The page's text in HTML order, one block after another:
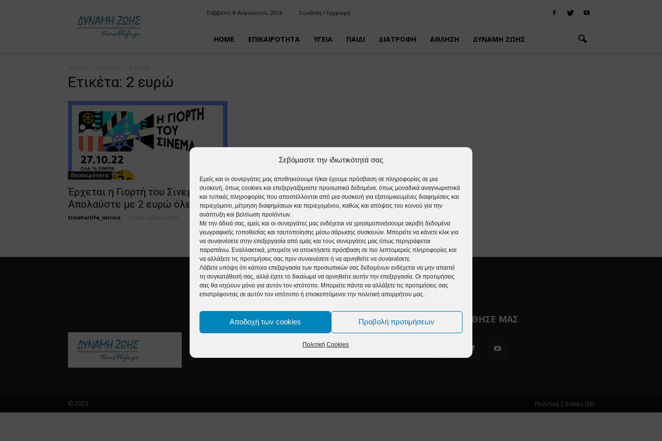
Σεβόμαστε την ιδιωτικότητά σας
Εμείς και οι συνεργάτες μας αποθηκεύουμε ή/και έχουμε πρόσβαση σε πληροφορίες σε μια
συσκευή, όπως cookies και επεξεργαζόμαστε προσωπικά δεδομένα, όπως μοναδικά αναγνωριστικά
και τυπικές πληροφορίες που αποστέλλονται από μια συσκευή για εξατομικευμένες διαφημίσεις και
περιεχόμενο, μέτρηση διαφημίσεων και περιεχομένου, καθώς και απόψεις του κοινού για την
ανάπτυξη και βελτίωση προϊόντων.
Με την άδειά σας, εμείς και οι συνεργάτες μας ενδέχεται να χρησιμοποιήσουμε ακριβή δεδομένα
γεωγραφικής τοποθεσίας και ταυτοποίησης μέσω σάρωσης συσκευών. Μπορείτε να κάνετε κλικ για
να συναινέσετε στην επεξεργασία από εμάς και τους συνεργάτες μας όπως περιγράφεται
παραπάνω. Εναλλακτικά, μπορείτε να αποκτήσετε πρόσβαση σε πιο λεπτομερείς πληροφορίες και
να αλλάξετε τις προτιμήσεις σας πριν συναινέσετε ή να αρνηθείτε να συναινέσετε.
Λάβετε υπόψη ότι κάποια επεξεργασία των προσωπικών σας δεδομένων ενδέχεται να μην απαιτεί
τη συγκατάθεσή σας, αλλά έχετε το δικαίωμα να αρνηθείτε αυτήν την επεξεργασία. Οι προτιμήσεις
σας θα ισχύουν μόνο για αυτόν τον ιστότοπο. Μπορείτε πάντα να αλλάξετε τις προτιμήσεις σας
επιστρέφοντας σε αυτόν τον ιστότοπο ή επισκεπτόμενοι την πολιτική απορρήτου μας.
Αποδοχή των cookies Προβολή προτιμήσεων
Πολιτική Cookies
Σάββατο, 8 Αυγούστου, 2026 Σύνδεση / Εγγραφή
HOME ΕΠΙΚΑΙΡΟΤΗΤΑ ΥΓΕΙΑ ΠΑΙΔΙ ΔΙΑΤΡΟΦΗ ΑΘΛΗΣΗ ΔΥΝΑΜΗ ΖΩΗΣ
Ετικέτα: 2 ευρώ
Επικαιρότητα
Έρχεται η Γιορτή του Σινεμά:
Απολαύστε με 2 ευρώ όλες τις...
timeforlife_online 24 Οκτωβρίου 2022
ΣΧΕΤΙΚΆ ΜΕ ΕΜΆΣ ΑΚΟΛΟΥΘΗΣΕ ΜΑΣ
Πολιτική Cookies (ΕΕ)
© 2023